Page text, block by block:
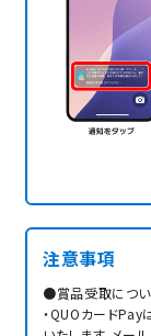
注意事項
●賞品受取につ
・QUOカード